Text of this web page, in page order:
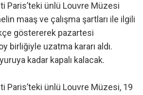
Paris’teki ünlü Louvre Müzesi
maaş ve çalışma şartları ile ilgili
göstererek pazartesi
birliğiyle uzatma kararı aldı.
kadar kapalı kalacak.
Paris’teki ünlü Louvre Müzesi, 19